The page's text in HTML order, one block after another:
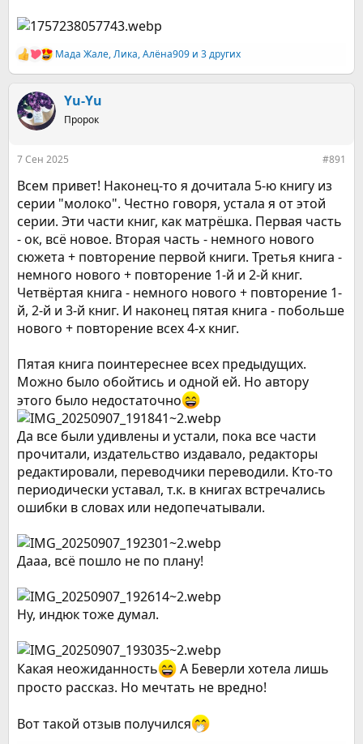
Р
е
к
ц
и
Мада Жале,Ликa,Алёна909 и 3 других
Yu-Yu
Пророк
7 Сен 2025 #891
Всем привет! Наконец-то я дочитала 5-ю книгу из
серии "молоко". Честно говоря, устала я от этой
серии. Эти части книг, как матрёшка. Первая часть
- ок, всё новое. Вторая часть - немного нового
сюжета + повторение первой книги. Третья книга -
немного нового + повторение 1-й и 2-й книг.
Четвёртая книга - немного нового + повторение 1-
й, 2-й и 3-й книг. И наконец пятая книга - побольше
нового + повторение всех 4-х книг.
Пятая книга поинтереснее всех предыдущих.
Можно было обойтись и одной ей. Но автору
этого было недостаточно
Да все были удивлены и устали, пока все части
прочитали, издательство издавало, редакторы
редактировали, переводчики переводили. Кто-то
периодически уставал, т.к. в книгах встречались
ошибки в словах или недопечатывали.
Дааа, всё пошло не по плану!
Ну, индюк тоже думал.
Какая неожиданность
А Беверли хотела лишь
просто рассказ. Но мечтать не вредно!
Вот такой отзыв получился